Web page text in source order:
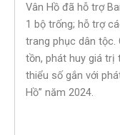
Vân Hồ đã hỗ trợ
1 bộ trống; hỗ trợ
trang phục dân tộc.
tồn, phát huy giá trị
thiểu số gắn với
Hồ” năm 2024.